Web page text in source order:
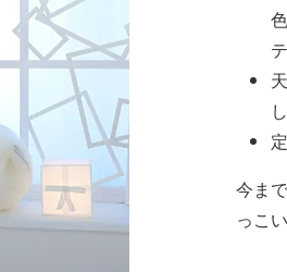
今ま
っこ